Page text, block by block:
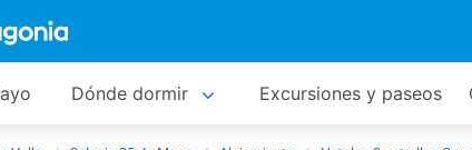
Dónde dormir Excursiones y paseos